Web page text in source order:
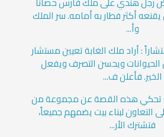
يقنعه أكثر فطار به أمامه. سر الملك
وأ...
: أراد ملك الغابة تعيين مستشار
الحيوانات ويحسن التصرف ويفعل
الخير. فأعلن ف...
: تحكي هذه القصة عن مجموعة من
التعاون لبناء بيت يضمهم جميعاً،
فتشترك الأر...